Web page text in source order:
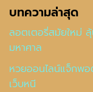
บทความล่าสุด
ลอตเตอรี่สมัยใหม่ ลุ้
มหาศาล
หวยออนไลน์แจ็กพ
เว็บหนี